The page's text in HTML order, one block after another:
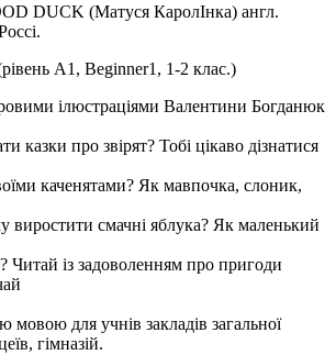
DUCK (Матуся КаролІнка) англ.
А1, Beginner1, 1-2 клас.)
ілюстраціями Валентини Богданюк
казки про звірят? Тобі цікаво дізнатися
каченятами? Як мавпочка, слоник,
виростити смачні яблука? Як маленький
Читай із задоволенням про пригоди
мовою для учнів закладів загальної
гімназій.